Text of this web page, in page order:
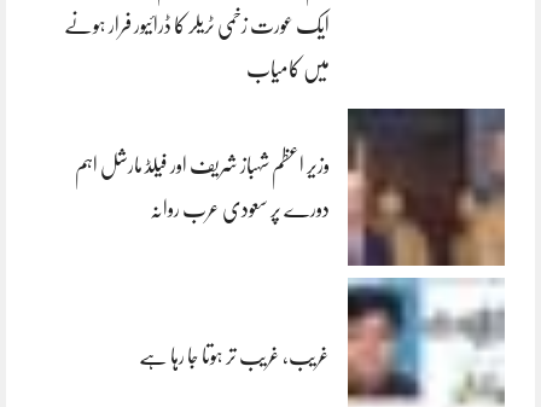
ایک عورت زخمی ٹریلر کا ڈرائیور فرار ہونے
میں کامیاب
وزیر اعظم شہباز شریف اور فیلڈ مارشل اہم
دورے پر سعودی عرب روانہ
غریب، غریب تر ہوتا جا رہا ہے